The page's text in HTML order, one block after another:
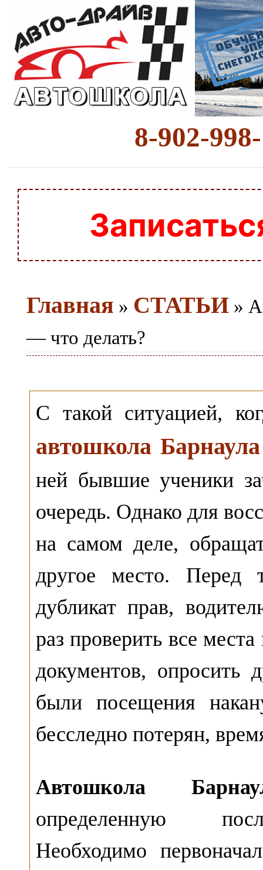
8-902-
Главная » СТАТЬИ »
— что делать?
С такой ситуацией,
автошкола Барнаула
ней бывшие ученики
очередь. Однако для
на самом деле,
другое место. Перед
дубликат прав,
раз проверить все
документов, опросить
были посещения
бесследно потерян,
Автошкола
определенную
Необходимо